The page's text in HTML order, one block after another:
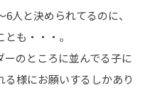
人と決められてるのに、
も・・・。
のところに並んでる子に
様にお願いするしかあり